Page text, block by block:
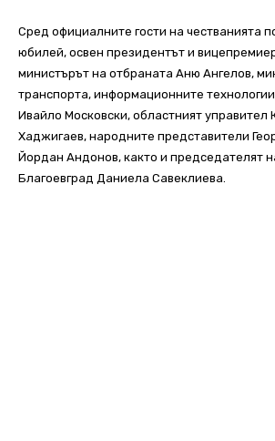
Сред официалните гости на честванията
юбилей, освен президентът и
министърът на отбраната Аню Ангелов,
транспорта, информационните
Ивайло Московски, областният управител
Хаджигаев, народните представители
Йордан Андонов, както и председателят
Благоевград Даниела Савеклиева.